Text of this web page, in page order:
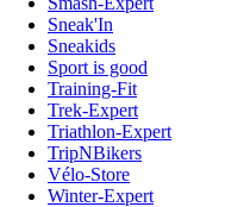
Sneak'In
Sneakids
Sport is good
Training-Fit
Trek-Expert
Triathlon-Expert
TripNBikers
Vélo-Store
Winter-Expert